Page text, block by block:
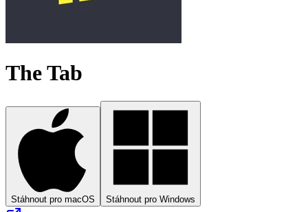
The Tab
Stáhnout pro macOS Stáhnout pro Windows